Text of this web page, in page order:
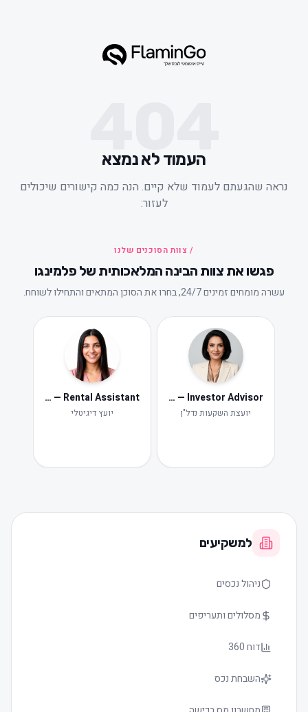
העמוד לא נמצא
שהגעתם לעמוד שלא קיים. הנה כמה קישורים שיכולים
לעזור:
/ צוות הסוכנים שלנו
פגשו את צוות הבינה המלאכותית של פלמינגו
עשרה מומחים זמינים 24/7, בחרו את הסוכן המתאים והתחילו לשוחח.
Iris — Investor Advisor
יועצת השקעות נדל"ן
Neta — Rental Assistant
יועץ דיגיטלי
למשקיעים
ניהול נכסים
מסלולים ותעריפים
דוח 360
השבחת נכס